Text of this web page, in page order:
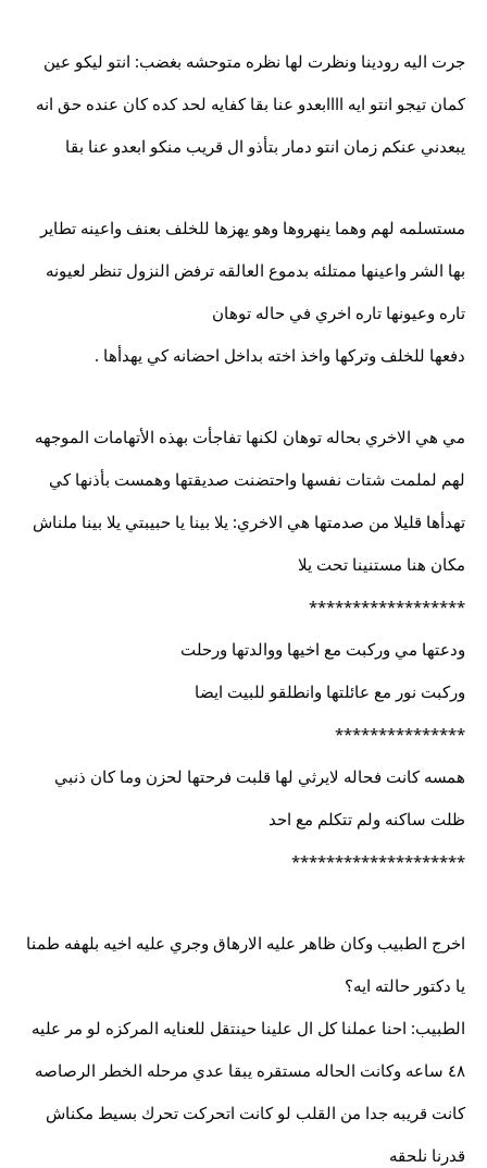
جرت اليه رودينا ونظرت لها نظره متوحشه بغضب: انتو ليكو عين
كمان تيجو انتو ايه اااابعدو عنا بقا كفايه لحد كده كان عنده حق انه
يبعدني عنكم زمان انتو دمار بتأذو ال قريب منكو ابعدو عنا بقا
مستسلمه لهم وهما ينهروها وهو يهزها للخلف بعنف واعينه تطاير
بها الشر واعينها ممتلئه بدموع العالقه ترفض النزول تنظر لعيونه
تاره وعيونها تاره اخري في حاله توهان
دفعها للخلف وتركها واخذ اخته بداخل احضانه كي يهدأها .
مي هي الاخري بحاله توهان لكنها تفاجأت بهذه الأتهامات الموجهه
لهم لملمت شتات نفسها واحتضنت صديقتها وهمست بأذنها كي
تهدأها قليلا من صدمتها هي الاخري: يلا بينا يا حبيبتي يلا بينا ملناش
مكان هنا مستنينا تحت يلا
******************
ودعتها مي وركبت مع اخيها ووالدتها ورحلت
وركبت نور مع عائلتها وانطلقو للبيت ايضا
***************
همسه كانت فحاله لايرثي لها قلبت فرحتها لحزن وما كان ذنبي
ظلت ساكنه ولم تتكلم مع احد
********************
اخرج الطبيب وكان ظاهر عليه الارهاق وجري عليه اخيه بلهفه طمنا
يا دكتور حالته ايه؟
الطبيب: احنا عملنا كل ال علينا حينتقل للعنايه المركزه لو مر عليه
٤٨ ساعه وكانت الحاله مستقره يبقا عدي مرحله الخطر الرصاصه
كانت قريبه جدا من القلب لو كانت اتحركت تحرك بسيط مكناش
قدرنا نلحقه